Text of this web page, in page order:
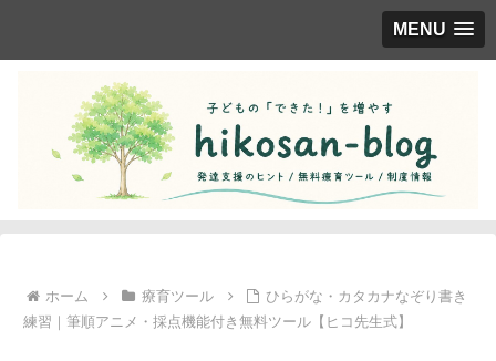
MENU
ホーム 療育ツール
ひらがな・カタカナなぞり書き
練習｜筆順アニメ・採点機能付き無料ツール【ヒコ先生式】